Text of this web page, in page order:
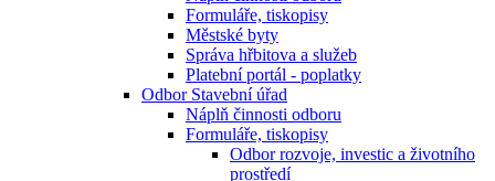
Formuláře, tiskopisy
Městské byty
Správa hřbitova a služeb
Platební portál - poplatky
Odbor Stavební úřad
Náplň činnosti odboru
Formuláře, tiskopisy
Odbor rozvoje, investic a životního
prostředí